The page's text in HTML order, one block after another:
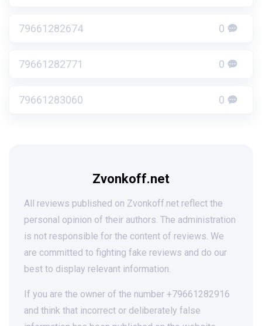
79661282674 0
79661282771 0
79661283060 0
Zvonkoff.net
All reviews published on Zvonkoff.net reflect the
personal opinion of their authors. The administration
is not responsible for the content of reviews. We
are committed to fighting fake reviews and do our
best to display relevant information.
If you are the owner of the number +79661282916
and think that incorrect or deliberately false